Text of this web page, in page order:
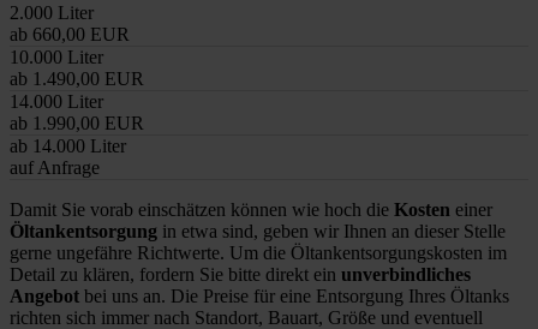
2.000 Liter
ab 660,00 EUR
10.000 Liter
ab 1.490,00 EUR
14.000 Liter
ab 1.990,00 EUR
ab 14.000 Liter
auf Anfrage
Damit Sie vorab einschätzen können wie hoch die Kosten einer
Öltankentsorgung in etwa sind, geben wir Ihnen an dieser Stelle
gerne ungefähre Richtwerte. Um die Öltankentsorgungskosten im
Detail zu klären, fordern Sie bitte direkt ein unverbindliches
Angebot bei uns an. Die Preise für eine Entsorgung Ihres Öltanks
richten sich immer nach Standort, Bauart, Größe und eventuell